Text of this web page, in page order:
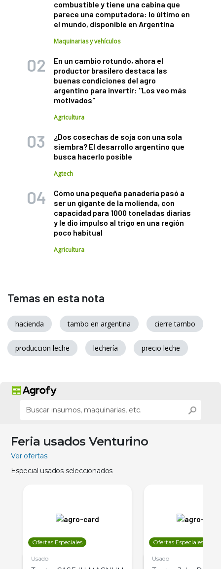
combustible y tiene una cabina que
parece una computadora: lo último en
el mundo, disponible en Argentina
Maquinarias y vehículos
En un cambio rotundo, ahora el
productor brasilero destaca las
buenas condiciones del agro
argentino para invertir: "Los veo más
motivados"
Agricultura
¿Dos cosechas de soja con una sola
siembra? El desarrollo argentino que
busca hacerlo posible
Agtech
Cómo una pequeña panadería pasó a
ser un gigante de la molienda, con
capacidad para 1000 toneladas diarias
y le dio impulso al trigo en una región
poco habitual
Agricultura
Temas en esta nota
hacienda tambo en argentina cierre tambo
produccion leche lechería precio leche
Feria usados Venturino
Ver ofertas
Especial usados seleccionados
Ofertas Especiales
Usado
Ofertas Especiales
Usado